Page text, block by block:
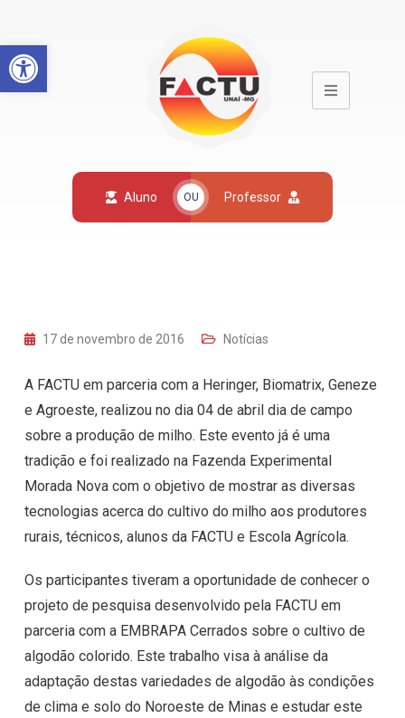
Open toolbar
Aluno OU Professor
17 de novembro de 2016 Notícias
A FACTU em parceria com a Heringer, Biomatrix, Geneze
e Agroeste, realizou no dia 04 de abril dia de campo
sobre a produção de milho. Este evento já é uma
tradição e foi realizado na Fazenda Experimental
Morada Nova com o objetivo de mostrar as diversas
tecnologias acerca do cultivo do milho aos produtores
rurais, técnicos, alunos da FACTU e Escola Agrícola.
Os participantes tiveram a oportunidade de conhecer o
projeto de pesquisa desenvolvido pela FACTU em
parceria com a EMBRAPA Cerrados sobre o cultivo de
algodão colorido. Este trabalho visa à análise da
adaptação destas variedades de algodão às condições
de clima e solo do Noroeste de Minas e estudar este